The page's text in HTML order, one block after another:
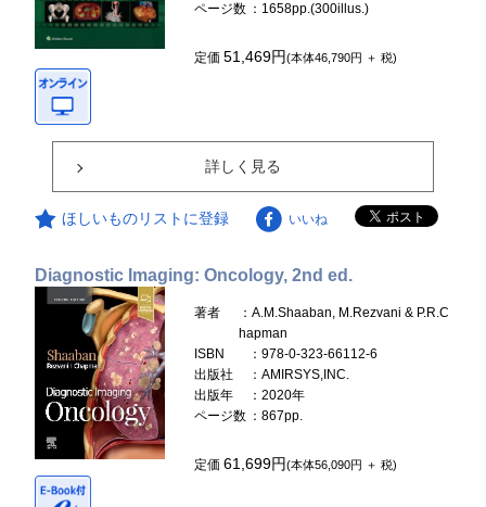
ページ数 ：1658pp.(300illus.)
定価51,469円(本体46,790円 ＋ 税)
詳しく見る
ほしいものリストに登録 いいね
Diagnostic Imaging: Oncology, 2nd ed.
著者
：A.M.Shaaban, M.Rezvani & P.R.C
hapman
ISBN
：978-0-323-66112-6
出版社
：AMIRSYS,INC.
出版年
：2020年
ページ数 ：867pp.
定価61,699円(本体56,090円 ＋ 税)